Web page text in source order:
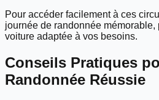
Pour accéder facilement à ces
journée de randonnée
voiture adaptée à vos besoins.
Conseils Pratiques
Randonnée Réussie